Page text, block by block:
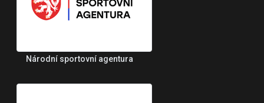
Národní sportovní agentura